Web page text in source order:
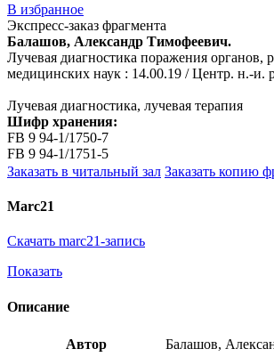
В избранное
Экспресс-заказ фрагмента
Балашов, Александр Тимофеевич.
Лучевая диагностика поражения
медицинских наук : 14.00.19 / Центр. н.-и.
Лучевая диагностика, лучевая терапия
Шифр хранения:
FB 9 94-1/1750-7
FB 9 94-1/1751-5
Заказать в читальный зал Заказать копию
Marc21
Скачать marc21-запись
Показать
Описание
Автор
Балашов,